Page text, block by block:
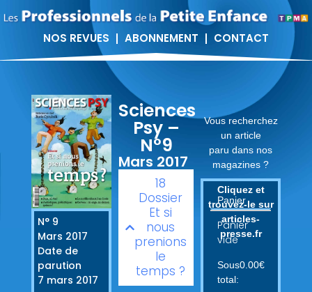
NOS REVUES ABONNEMENT CONTACT
N° 9
Mars 2017
Date de
parution
7 mars 2017
Sciences
Psy –
N°9
Mars 2017
18
Dossier
Et si
nous
prenions
le
temps ?
Vous recherchez
un article
paru dans nos
magazines ?
Cliquez et
trouvez-le sur
articles-
presse.fr
Panier
Panier
vide
Sous
total:
0.00€